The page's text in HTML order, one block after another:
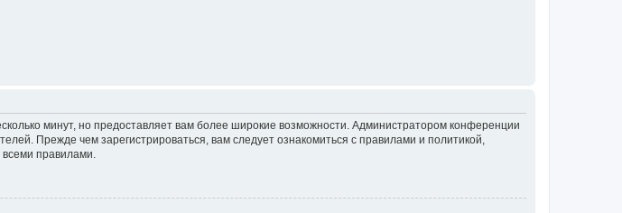
минут, но предоставляет вам более широкие возможности. Администратором конференции
Прежде чем зарегистрироваться, вам следует ознакомиться с правилами и политикой,
правилами.